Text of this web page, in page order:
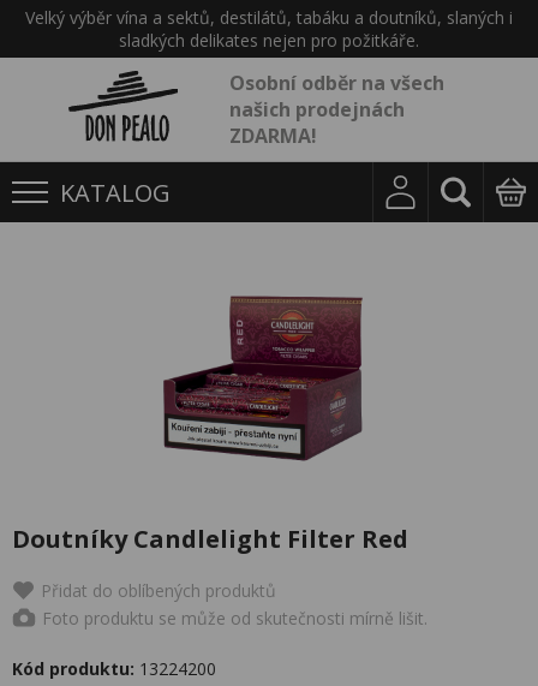
Velký výběr vína a sektů, destilátů, tabáku a doutníků, slaných i
sladkých delikates nejen pro požitkáře.
Osobní odběr na všech
našich prodejnách
ZDARMA!
KATALOG
Doutníky Candlelight Filter Red
Přidat do oblíbených produktů
Foto produktu se může od skutečnosti mírně lišit.
Kód produktu: 13224200